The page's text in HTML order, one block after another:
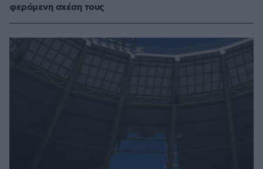
φερόμενη σχέση τους